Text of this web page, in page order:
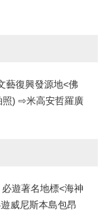
藝復興發源地<佛
照) ⇨米高安哲羅廣
遊著名地標<海神
威尼斯本島包昂